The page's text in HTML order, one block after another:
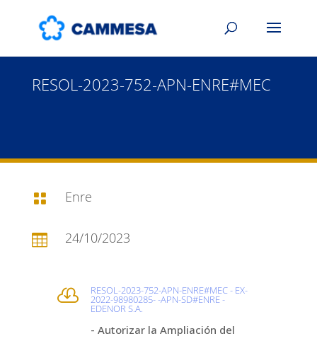
RESOL-2023-752-APN-ENRE#MEC
 Enre
 24/10/2023
 RESOL-2023-752-APN-ENRE#MEC - EX-
2022-98980285- -APN-SD#ENRE -
EDENOR S.A.
- Autorizar la Ampliación del